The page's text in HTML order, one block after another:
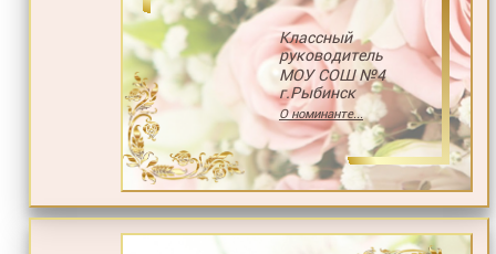
Классный
руководитель
МОУ СОШ №4
г.Рыбинск
О номинанте...